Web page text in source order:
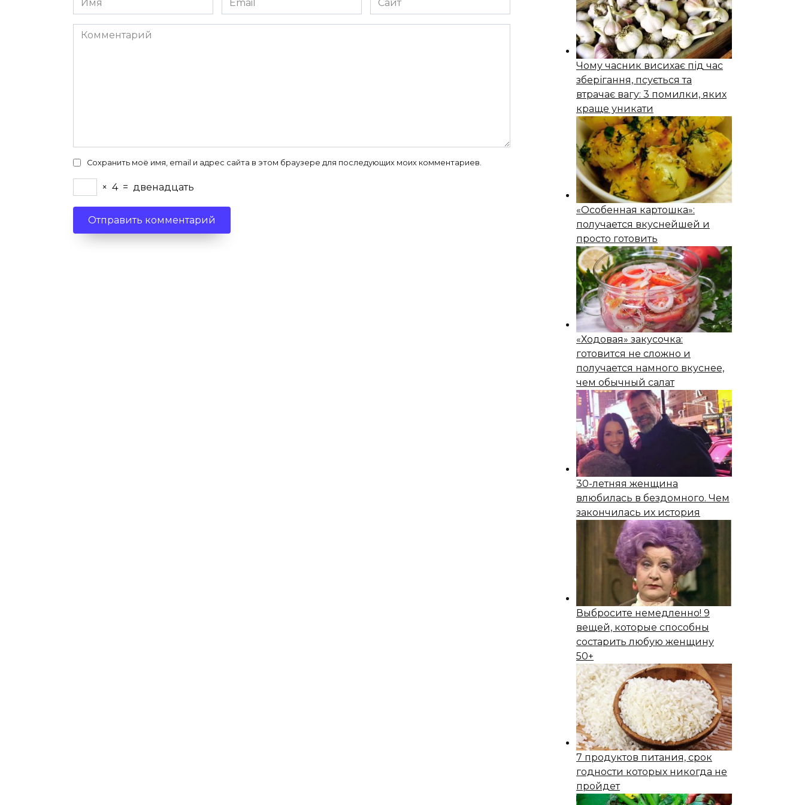
*
*
Комментарий
Сохранить моё имя, email и адрес сайта в этом браузере для последующих моих комментариев.
× 4 = двенадцать
Чому часник висихає під час
зберігання, псується та
втрачає вагу: 3 помилки, яких
краще уникати
«Особенная картошка»:
получается вкуснейшей и
просто готовить
«Ходовая» закусочка:
готовится не сложно и
получается намного вкуснее,
чем обычный салат
30-летняя женщина
влюбилась в бездомного. Чем
закончилась их история
Выбросите немедленно! 9
вещей, которые способны
состapить любую женщину
50+
7 продуктов питания, срок
годности которых никогда не
пройдет